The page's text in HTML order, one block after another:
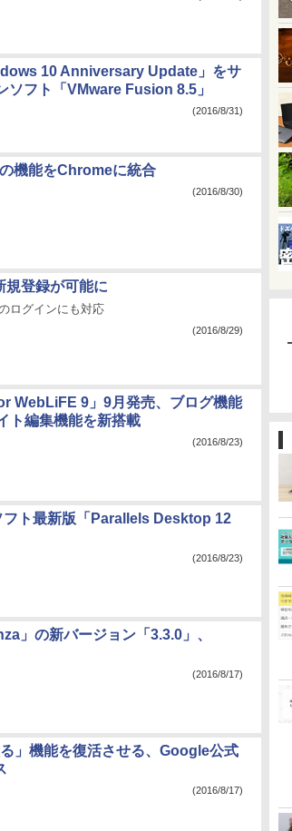
10 Anniversary Update」をサ
ソフト「VMware Fusion 8.5」
(2016/8/31)
機能をChromeに統合
(2016/8/30)
規登録が可能に
ログインにも対応
(2016/8/29)
WebLiFE 9」9月発売、ブログ機能
ト編集機能を新搭載
(2016/8/23)
フト最新版「Parallels Desktop 12
(2016/8/23)
」の新バージョン「3.3.0」、
(2016/8/17)
」機能を復活させる、Google公式
(2016/8/17)